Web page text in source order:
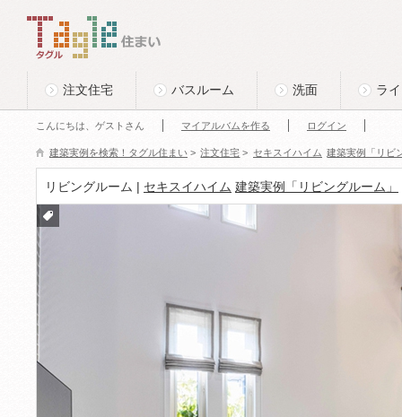
Tagle タグル 住まい
注文住宅 バスルーム 洗面 ラ
こんにちは、ゲストさん マイアルバムを作る ログイン
建築実例を検索！タグル住まい > 注文住宅 > セキスイハイム 建築実例「リビ
リビングルーム | セキスイハイム 建築実例「リビングルーム」
付箋
をつ
ける